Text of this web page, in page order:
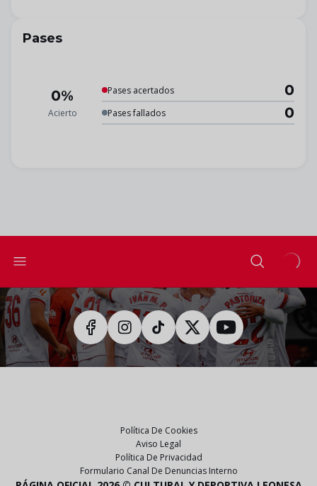
Pases
0%
Acierto
Pases acertados 0
Pases fallados 0
Política De Cookies
Aviso Legal
Política De Privacidad
Formulario Canal De Denuncias Interno